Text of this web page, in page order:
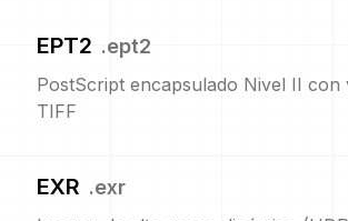
EPT2 .ept2
PostScript encapsulado Nivel II con
TIFF
EXR .exr